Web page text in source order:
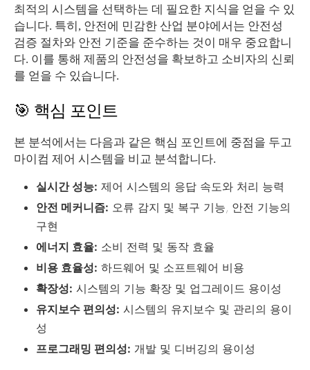
최적의 시스템을 선택하는 데 필요한 지식을 얻을 수 있
습니다. 특히, 안전에 민감한 산업 분야에서는 안전성
검증 절차와 안전 기준을 준수하는 것이 매우 중요합니
다. 이를 통해 제품의 안전성을 확보하고 소비자의 신뢰
를 얻을 수 있습니다.
🎯 핵심 포인트
본 분석에서는 다음과 같은 핵심 포인트에 중점을 두고
마이컴 제어 시스템을 비교 분석합니다.
실시간 성능: 제어 시스템의 응답 속도와 처리 능력
안전 메커니즘: 오류 감지 및 복구 기능, 안전 기능의
구현
에너지 효율: 소비 전력 및 동작 효율
비용 효율성: 하드웨어 및 소프트웨어 비용
확장성: 시스템의 기능 확장 및 업그레이드 용이성
유지보수 편의성: 시스템의 유지보수 및 관리의 용이
성
프로그래밍 편의성: 개발 및 디버깅의 용이성